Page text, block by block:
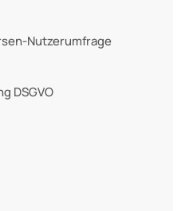
Nutzerumfrage
DSGVO